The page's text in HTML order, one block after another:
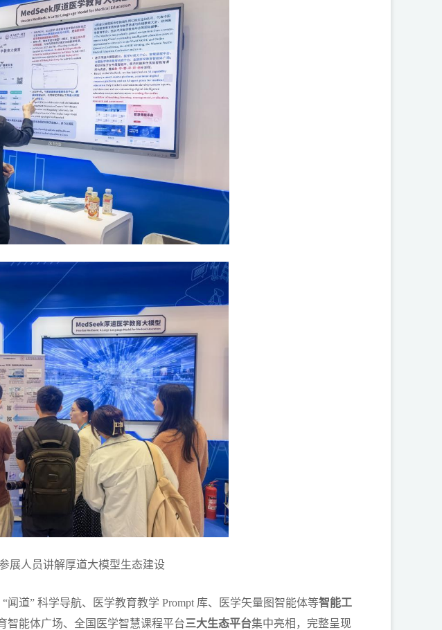
展人员讲解厚道大模型生态建设
道” 科学导航、医学教育教学 Prompt 库、医学矢量图智能体等智能工
智能体广场、全国医学智慧课程平台三大生态平台集中亮相，完整呈现